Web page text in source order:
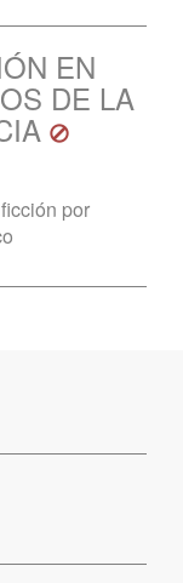
EN
DE LA
ficción por